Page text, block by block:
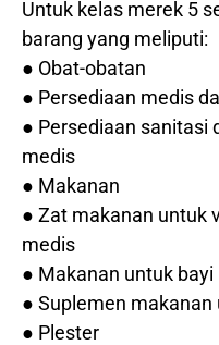
Untuk kelas merek 5
barang yang meliputi:
● Obat-obatan
● Persediaan medis
● Persediaan sanitasi
medis
● Makanan
● Zat makanan untuk
medis
● Makanan untuk bayi
● Suplemen
● Plester